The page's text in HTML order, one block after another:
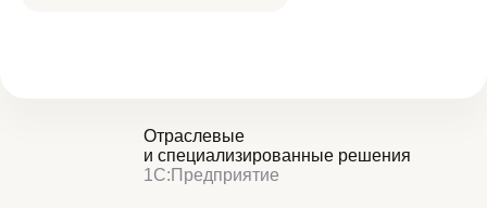
Отраслевые
и специализированные решения
1С:Предприятие